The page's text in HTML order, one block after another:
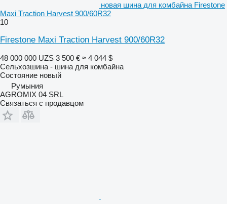
новая шина для комбайна Firestone
Maxi Traction Harvest 900/60R32
10
Firestone Maxi Traction Harvest 900/60R32
48 000 000 UZS 3 500 € ≈ 4 044 $
Сельхозшина - шина для комбайна
Состояние новый
Румыния
AGROMIX 04 SRL
Связаться с продавцом